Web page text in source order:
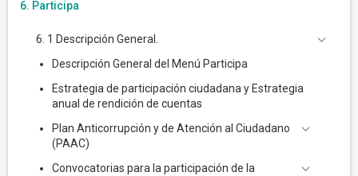
6. Participa
6. 1 Descripción General.
Descripción General del Menú Participa
Estrategia de participación ciudadana y Estrategia
anual de rendición de cuentas
Plan Anticorrupción y de Atención al Ciudadano
(PAAC)
Convocatorias para la participación de la